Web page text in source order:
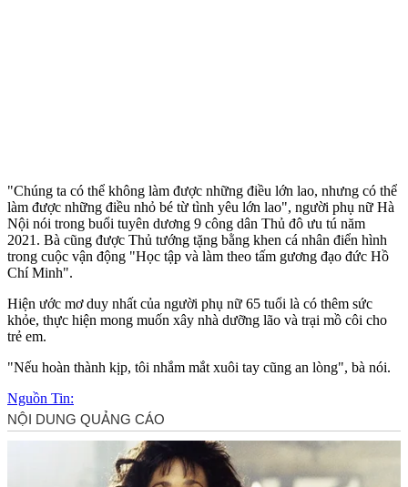
"Chúng ta có thể không làm được những điều lớn lao, nhưng có thể
làm được những điều nhỏ bé từ tình yêu lớn lao", người phụ nữ Hà
Nội nói trong buổi tuyên dương 9 công dân Thủ đô ưu tú năm
2021. Bà cũng được Thủ tướng tặng bằng khen cá nhân điển hình
trong cuộc vận động "Học tập và làm theo tấm gương đạo đức Hồ
Chí Minh".
Hiện ước mơ duy nhất của người phụ nữ 65 tuổi là có thêm sức
khỏe, thực hiện mong muốn xây nhà dưỡng lão và trại mồ côi cho
trẻ em.
"Nếu hoàn thành kịp, tôi nhắm mắt xuôi tay cũng an lòng", bà nói.
Nguồn Tin: